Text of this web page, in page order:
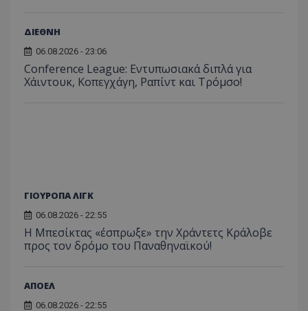
ΔΙΕΘΝΗ
06.08.2026 - 23:06
Conference League: Εντυπωσιακά διπλά για
Χάιντουκ, Κοπεγχάγη, Ραπίντ και Τρόμσο!
ΓΙΟΥΡΟΠΑ ΛΙΓΚ
06.08.2026 - 22:55
Η Μπεσίκτας «έσπρωξε» την Χράντετς Κράλοβε
προς τον δρόμο του Παναθηναϊκού!
ΑΠΟΕΛ
06.08.2026 - 22:55